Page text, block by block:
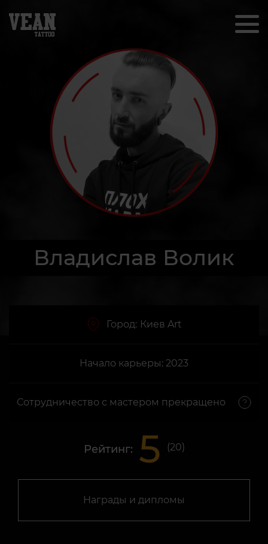
Владислав Волик
Город: Киев Art
Начало карьеры: 2023
Сотрудничество с мастером прекращено
Рейтинг: 5 (20)
Награды и дипломы